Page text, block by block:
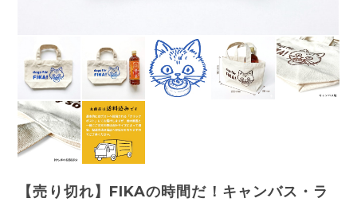
【売り切れ】FIKAの時間だ！キャンバス・ラ